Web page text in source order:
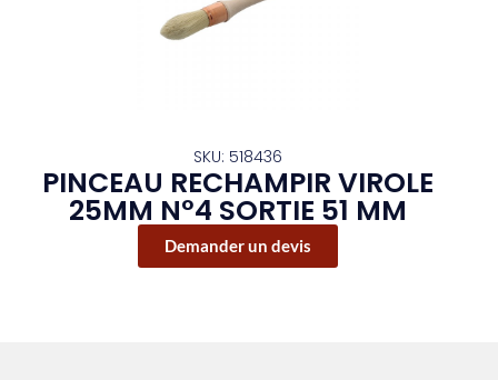
SKU: 518436
PINCEAU RECHAMPIR VIROLE
25MM N°4 SORTIE 51 MM
Demander un devis